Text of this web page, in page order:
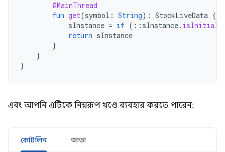
@MainThread
fun get(symbol : String): StockLiveData {
sInstance = if ( :: sInstance.
return sInstance
}
}
}
এবং আপনি এটিকে নিম্নরূপ খণ্ডে ব্যবহার করতে পারেন:
কোটলিন জাভা